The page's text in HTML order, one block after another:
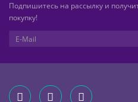
Подпишитесь на рассылку и
покупку!